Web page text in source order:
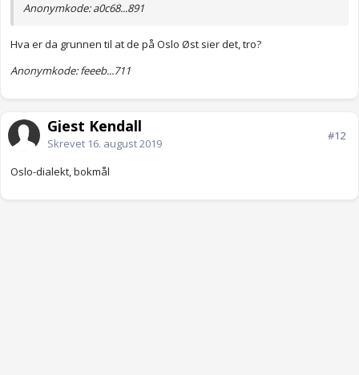
Anonymkode: a0c68...891
Hva er da grunnen til at de på Oslo Øst sier det, tro?
Anonymkode: feeeb...711
Gjest Kendall
Skrevet 16. august 2019
#12
Oslo-dialekt, bokmål